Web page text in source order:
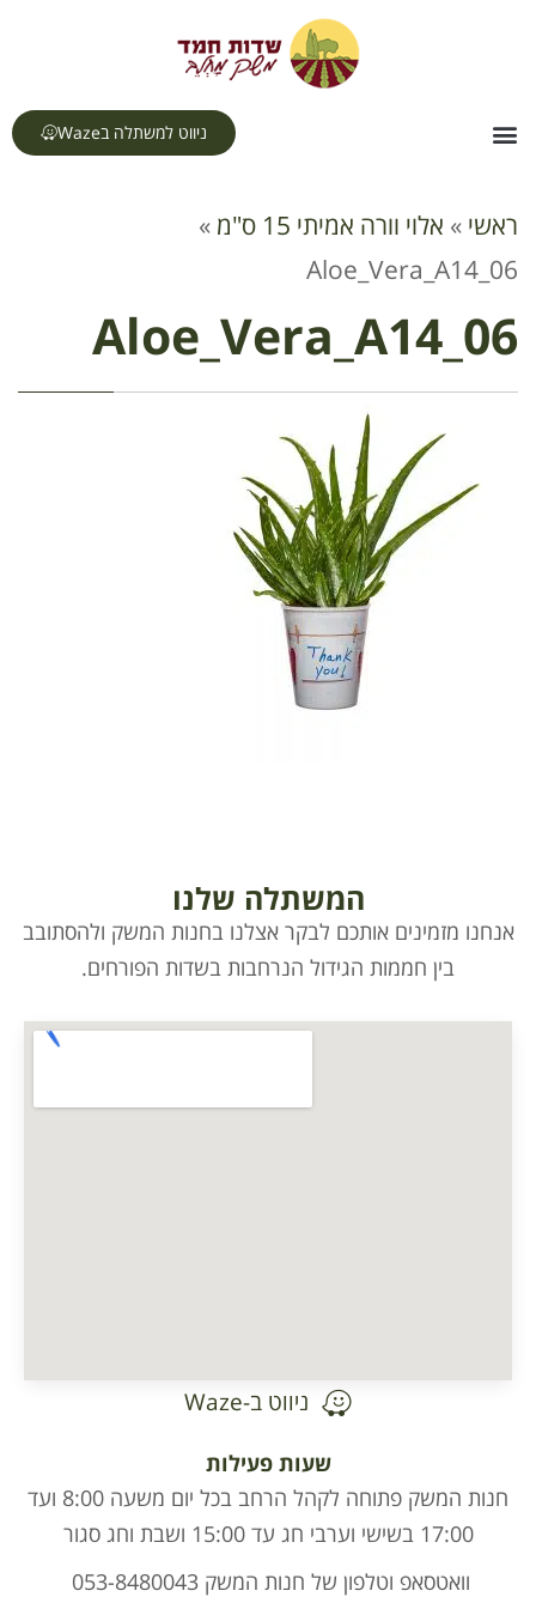
ניווט למשתלה בWaze
ראשי » אלוי וורה אמיתי 15 ס"מ
»
Aloe_Vera_A14_06
Aloe_Vera_A14_06
המשתלה שלנו
אנחנו מזמינים אותכם לבקר אצלנו בחנות המשק ולהסתובב
בין חממות הגידול הנרחבות בשדות הפורחים.
ניווט ב-Waze
שעות פעילות
חנות המשק פתוחה לקהל הרחב בכל יום משעה 8:00 ועד
17:00 בשישי וערבי חג עד 15:00 ושבת וחג סגור
וואטסאפ וטלפון של חנות המשק 053-8480043